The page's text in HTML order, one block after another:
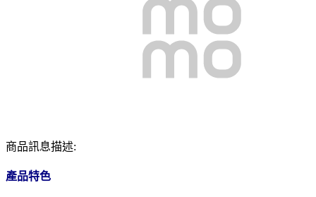
商品訊息描述:
產品特色